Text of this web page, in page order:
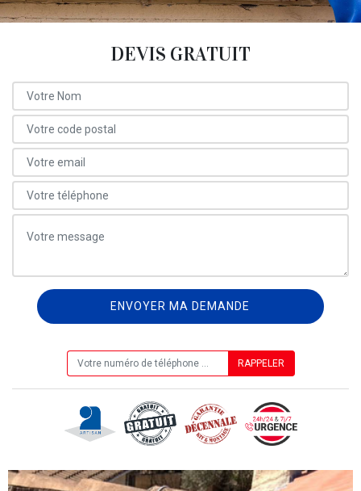
DEVIS GRATUIT